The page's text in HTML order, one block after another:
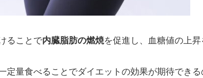
ることで内臓脂肪の燃焼を促進し、血糖値の上
定量食べることでダイエットの効果が期待できる